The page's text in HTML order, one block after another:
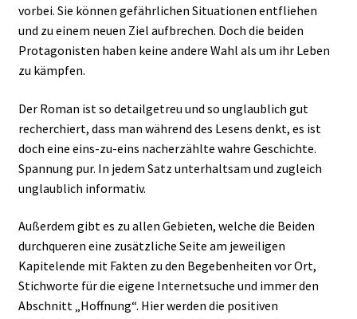
vorbei. Sie können gefährlichen Situationen entfliehen
und zu einem neuen Ziel aufbrechen. Doch die beiden
Protagonisten haben keine andere Wahl als um ihr Leben
zu kämpfen.
Der Roman ist so detailgetreu und so unglaublich gut
recherchiert, dass man während des Lesens denkt, es ist
doch eine eins-zu-eins nacherzählte wahre Geschichte.
Spannung pur. In jedem Satz unterhaltsam und zugleich
unglaublich informativ.
Außerdem gibt es zu allen Gebieten, welche die Beiden
durchqueren eine zusätzliche Seite am jeweiligen
Kapitelende mit Fakten zu den Begebenheiten vor Ort,
Stichworte für die eigene Internetsuche und immer den
Abschnitt „Hoffnung“. Hier werden die positiven